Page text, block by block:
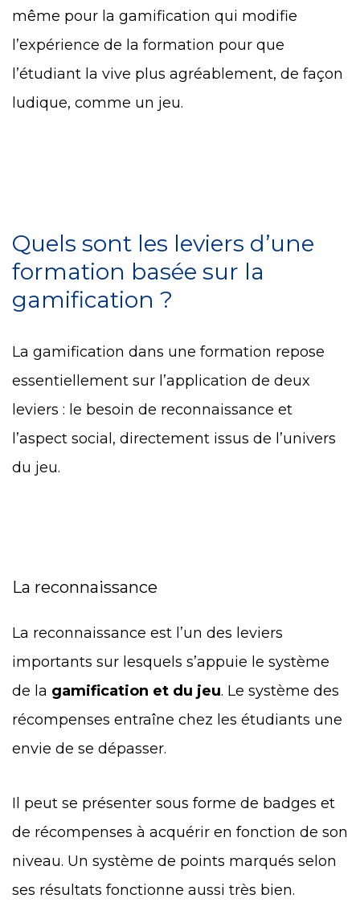
même pour la gamification qui modifie
l’expérience de la formation pour que
l’étudiant la vive plus agréablement, de façon
ludique, comme un jeu.
Quels sont les leviers d’une
formation basée sur la
gamification ?
La gamification dans une formation repose
essentiellement sur l’application de deux
leviers : le besoin de reconnaissance et
l’aspect social, directement issus de l’univers
du jeu.
La reconnaissance
La reconnaissance est l’un des leviers
importants sur lesquels s’appuie le système
de la gamification et du jeu. Le système des
récompenses entraîne chez les étudiants une
envie de se dépasser.
Il peut se présenter sous forme de badges et
de récompenses à acquérir en fonction de son
niveau. Un système de points marqués selon
ses résultats fonctionne aussi très bien.